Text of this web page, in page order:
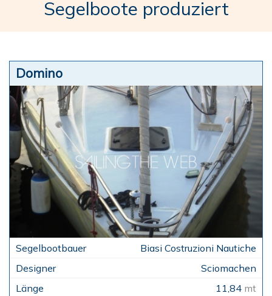
Segelboote produziert
Domino
Biasi Costruzioni Nautiche
Sciomachen
11,84 mt